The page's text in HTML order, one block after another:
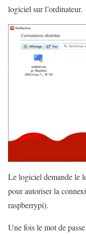
logiciel sur l’ordinateur.
Le logiciel demande le
pour autoriser la
raspberrypi).
Une fois le mot de